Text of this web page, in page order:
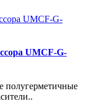
UMCF-G-
полугерметичные